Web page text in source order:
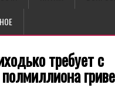
требует с